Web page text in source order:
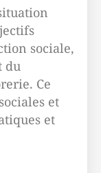
sociale,
du
Ce
et
et